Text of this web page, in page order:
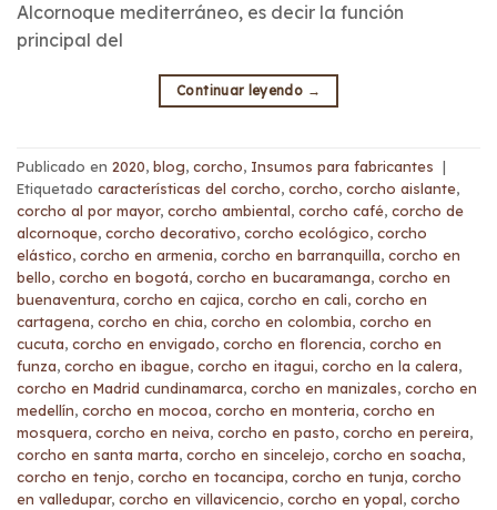
Alcornoque mediterráneo, es decir la función
principal del
Continuar leyendo →
Publicado en 2020, blog, corcho, Insumos para fabricantes |
Etiquetado características del corcho, corcho, corcho aislante,
corcho al por mayor, corcho ambiental, corcho café, corcho de
alcornoque, corcho decorativo, corcho ecológico, corcho
elástico, corcho en armenia, corcho en barranquilla, corcho en
bello, corcho en bogotá, corcho en bucaramanga, corcho en
buenaventura, corcho en cajica, corcho en cali, corcho en
cartagena, corcho en chia, corcho en colombia, corcho en
cucuta, corcho en envigado, corcho en florencia, corcho en
funza, corcho en ibague, corcho en itagui, corcho en la calera,
corcho en Madrid cundinamarca, corcho en manizales, corcho en
medellín, corcho en mocoa, corcho en monteria, corcho en
mosquera, corcho en neiva, corcho en pasto, corcho en pereira,
corcho en santa marta, corcho en sincelejo, corcho en soacha,
corcho en tenjo, corcho en tocancipa, corcho en tunja, corcho
en valledupar, corcho en villavicencio, corcho en yopal, corcho